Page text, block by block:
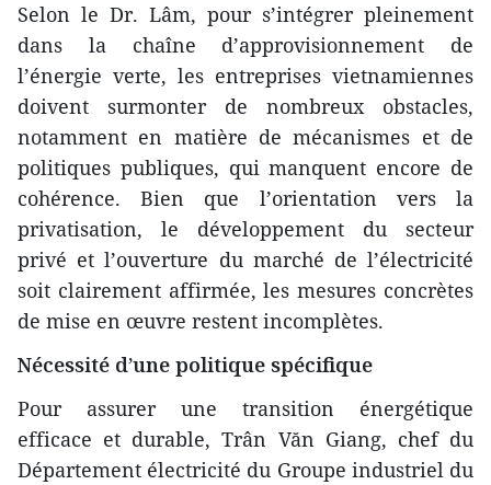
Selon le Dr. Lâm, pour s’intégrer pleinement
dans la chaîne d’approvisionnement de
l’énergie verte, les entreprises vietnamiennes
doivent surmonter de nombreux obstacles,
notamment en matière de mécanismes et de
politiques publiques, qui manquent encore de
cohérence. Bien que l’orientation vers la
privatisation, le développement du secteur
privé et l’ouverture du marché de l’électricité
soit clairement affirmée, les mesures concrètes
de mise en œuvre restent incomplètes.
Nécessité d’une politique spécifique
Pour assurer une transition énergétique
efficace et durable, Trân Văn Giang, chef du
Département électricité du Groupe industriel du